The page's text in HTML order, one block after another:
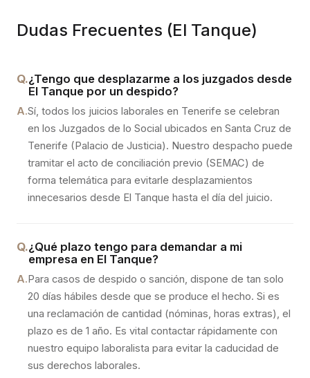
Dudas Frecuentes (El Tanque)
Q.¿Tengo que desplazarme a los juzgados desde
El Tanque por un despido?
A.Sí, todos los juicios laborales en Tenerife se celebran
en los Juzgados de lo Social ubicados en Santa Cruz de
Tenerife (Palacio de Justicia). Nuestro despacho puede
tramitar el acto de conciliación previo (SEMAC) de
forma telemática para evitarle desplazamientos
innecesarios desde El Tanque hasta el día del juicio.
Q.¿Qué plazo tengo para demandar a mi
empresa en El Tanque?
A. Para casos de despido o sanción, dispone de tan solo
20 días hábiles desde que se produce el hecho. Si es
una reclamación de cantidad (nóminas, horas extras), el
plazo es de 1 año. Es vital contactar rápidamente con
nuestro equipo laboralista para evitar la caducidad de
sus derechos laborales.